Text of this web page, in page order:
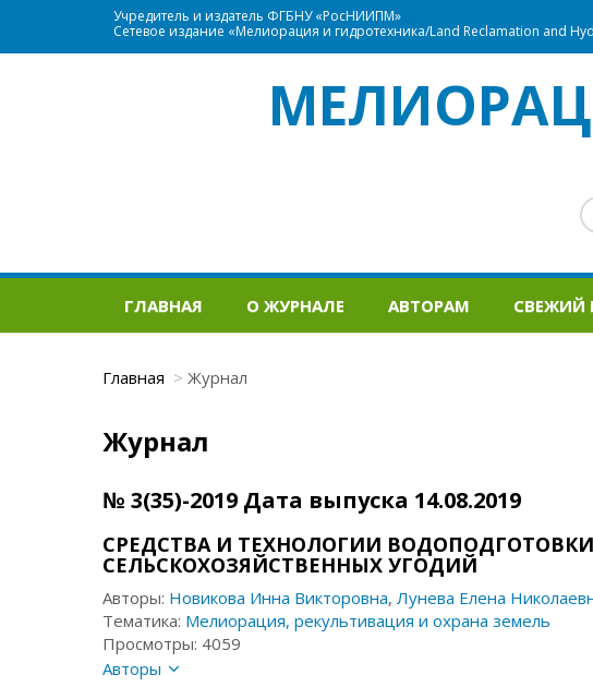
Учредитель и издатель ФГБНУ «РосНИИПМ»
Сетевое издание «Мелиорация и гидротехника/Land Reclamation and
ГЛАВНАЯ О ЖУРНАЛЕ АВТОРАМ СВЕЖИЙ
Главная Журнал
Журнал
№ 3(35)-2019 Дата выпуска 14.08.2019
СРЕДСТВА И ТЕХНОЛОГИИ
СЕЛЬСКОХОЗЯЙСТВЕННЫХ УГОДИЙ
Авторы: Новикова Инна Викторовна,Лунева Елена
Тематика: Мелиорация, рекультивация и охрана земель
Просмотры: 4059
Авторы